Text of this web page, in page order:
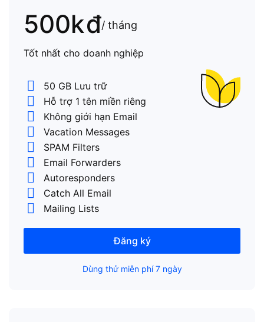
500kđ/ tháng
Tốt nhất cho doanh nghiệp
50 GB Lưu trữ
Hỗ trợ 1 tên miền riêng
Không giới hạn Email
Vacation Messages
SPAM Filters
Email Forwarders
Autoresponders
Catch All Email
Mailing Lists
Đăng ký
Dùng thử miễn phí 7 ngày